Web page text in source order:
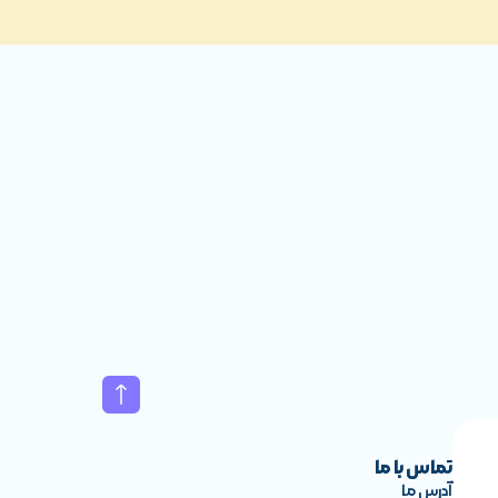
است، بنابراین در صورت افت عملکرد باتری، به‌راحتی
تماس با ما
آدرس ما